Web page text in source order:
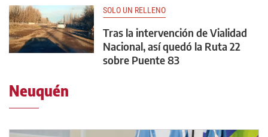
SOLO UN RELLENO
Tras la intervención de Vialidad
Nacional, así quedó la Ruta 22
sobre Puente 83
Neuquén